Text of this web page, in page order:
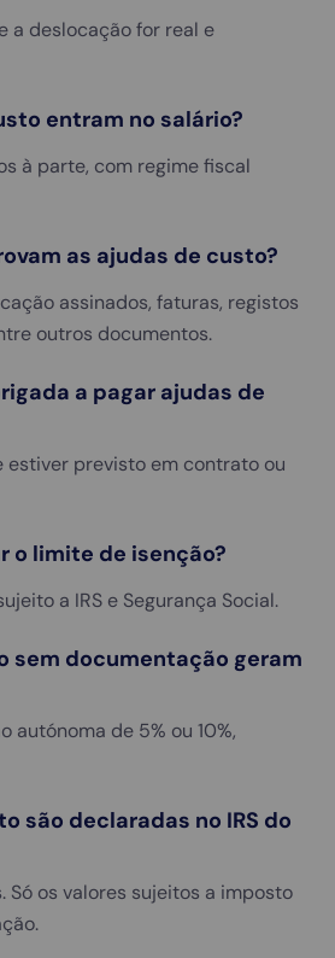
a deslocação for real e
entram no salário?
à parte, com regime fiscal
as ajudas de custo?
assinados, faturas, registos
outros documentos.
a pagar ajudas de
estiver previsto em contrato ou
o limite de isenção?
a IRS e Segurança Social.
sem documentação geram
autónoma de 5% ou 10%,
são declaradas no IRS do
Só os valores sujeitos a imposto